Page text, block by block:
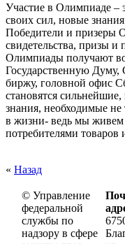
Участие в Олимпиаде –
своих сил, новые
Победители и призеры
свидетельства, призы
Олимпиады получают
Государственную
биржу, головной офис
становятся
знания, необходимые
в жизни- ведь мы живем
потребителями товаров
« Назад
© Управление
федеральной
службы по
надзору в сфере